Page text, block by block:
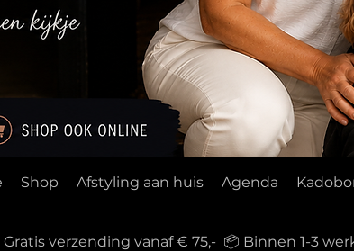
Shop Afstyling aan huis Agenda
Gratis verzending vanaf € 75,- 📦 Binnen 1-3